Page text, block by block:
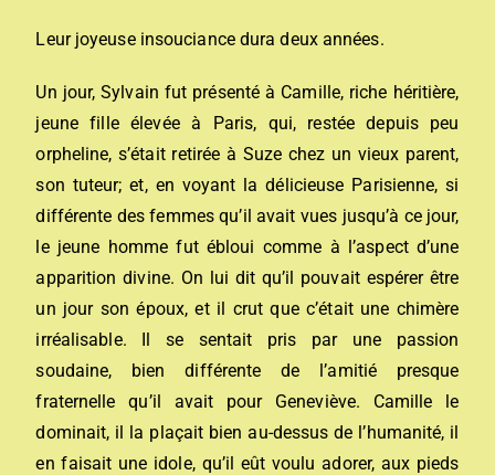
Leur joyeuse insouciance dura deux années.
Un jour, Sylvain fut présenté à Camille, riche héritière,
jeune fille élevée à Paris, qui, restée depuis peu
orpheline, s’était retirée à Suze chez un vieux parent,
son tuteur; et, en voyant la délicieuse Parisienne, si
différente des femmes qu’il avait vues jusqu’à ce jour,
le jeune homme fut ébloui comme à l’aspect d’une
apparition divine. On lui dit qu’il pouvait espérer être
un jour son époux, et il crut que c’était une chimère
irréalisable. Il se sentait pris par une passion
soudaine, bien différente de l’amitié presque
fraternelle qu’il avait pour Geneviève. Camille le
dominait, il la plaçait bien au-dessus de l’humanité, il
en faisait une idole, qu’il eût voulu adorer, aux pieds